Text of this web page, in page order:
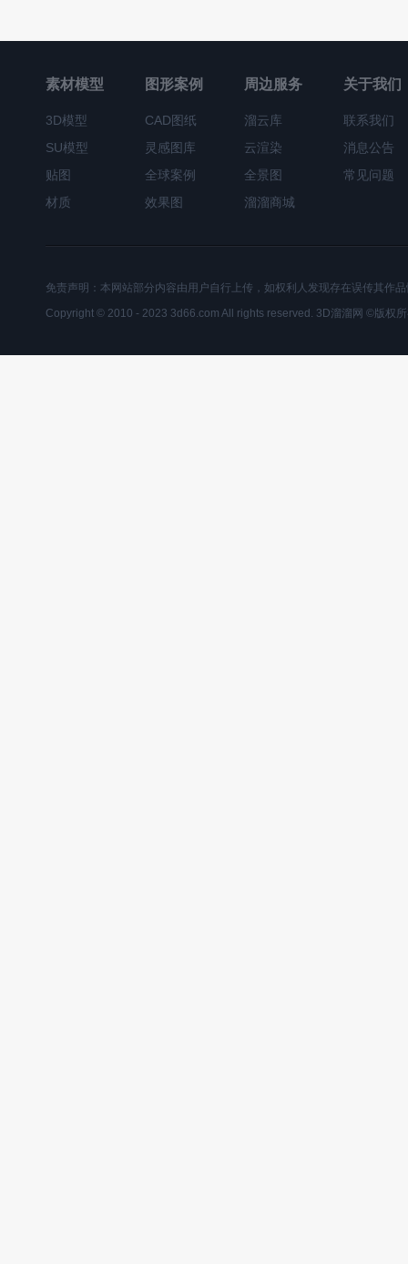
素材模型
3D模型
SU模型
贴图
材质
图形案例
CAD图纸
灵感图库
全球案例
效果图
周边服务
溜云库
云渲染
全景图
溜溜商城
关于我们
联系我们
消息公告
常见问题
免责声明：本网站部分内容由用户自行上传，如权利人发现存在误传其作
Copyright © 2010 - 2023 3d66.com All rights reserved. 3D溜溜网 ©版权